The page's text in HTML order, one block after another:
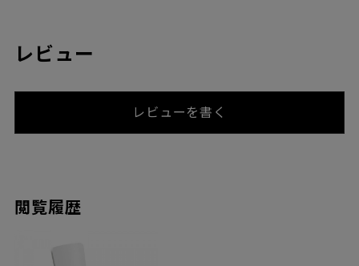
レビュー
レビューを書く
閲覧履歴